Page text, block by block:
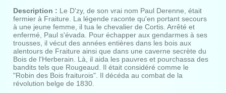
Description : Le D'zy, de son vrai nom Paul Derenne, était
fermier à Fraiture. La légende raconte qu'en portant secours
à une jeune femme, il tua le chevalier de Cortis. Arrêté et
enfermé, Paul s'évada. Pour échapper aux gendarmes à ses
trousses, il vécut des années entières dans les bois aux
alentours de Fraiture ainsi que dans une caverne secrète du
Bois de l'Herberain. Là, il aida les pauvres et pourchassa des
bandits tels que Rougeaud. Il était considéré comme le
"Robin des Bois fraiturois". Il décéda au combat de la
révolution belge de 1830.